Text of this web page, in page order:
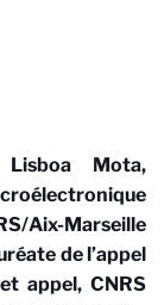
Mota,
Aix-Marseille
de l’appel
appel, CNRS